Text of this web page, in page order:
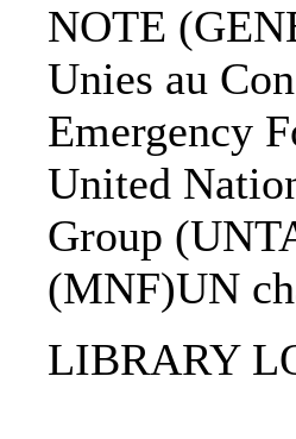
NOTE
Unies au
Emergency
United
Group
(MNF)UN
LIBRARY